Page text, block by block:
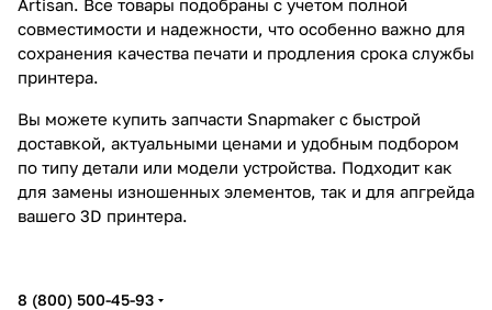
Artisan. Все товары подобраны с учетом полной
совместимости и надежности, что особенно важно для
сохранения качества печати и продления срока службы
принтера.
Вы можете купить запчасти Snapmaker с быстрой
доставкой, актуальными ценами и удобным подбором
по типу детали или модели устройства. Подходит как
для замены изношенных элементов, так и для апгрейда
вашего 3D принтера.
8 (800) 500-45-93